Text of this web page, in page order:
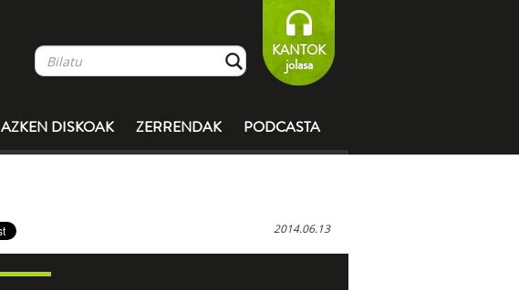
KANTOK
jolasa
AZKEN DISKOAK ZERRENDAK PODCASTA
2014.06.13